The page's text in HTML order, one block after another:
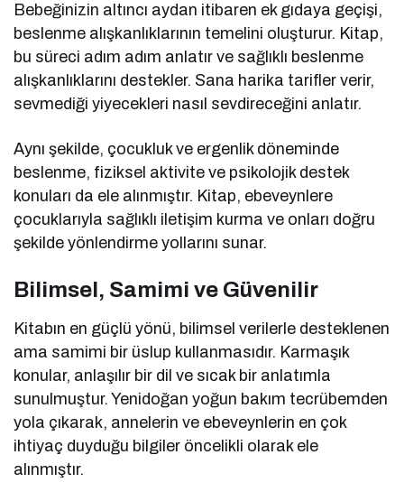
Bebeğinizin altıncı aydan itibaren ek gıdaya geçişi,
beslenme alışkanlıklarının temelini oluşturur. Kitap,
bu süreci adım adım anlatır ve sağlıklı beslenme
alışkanlıklarını destekler. Sana harika tarifler verir,
sevmediği yiyecekleri nasıl sevdireceğini anlatır.
Aynı şekilde, çocukluk ve ergenlik döneminde
beslenme, fiziksel aktivite ve psikolojik destek
konuları da ele alınmıştır. Kitap, ebeveynlere
çocuklarıyla sağlıklı iletişim kurma ve onları doğru
şekilde yönlendirme yollarını sunar.
Bilimsel, Samimi ve Güvenilir
Kitabın en güçlü yönü, bilimsel verilerle desteklenen
ama samimi bir üslup kullanmasıdır. Karmaşık
konular, anlaşılır bir dil ve sıcak bir anlatımla
sunulmuştur. Yenidoğan yoğun bakım tecrübemden
yola çıkarak, annelerin ve ebeveynlerin en çok
ihtiyaç duyduğu bilgiler öncelikli olarak ele
alınmıştır.